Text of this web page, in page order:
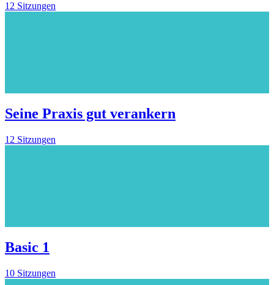
12 Sitzungen
Seine Praxis gut verankern
12 Sitzungen
Basic 1
10 Sitzungen